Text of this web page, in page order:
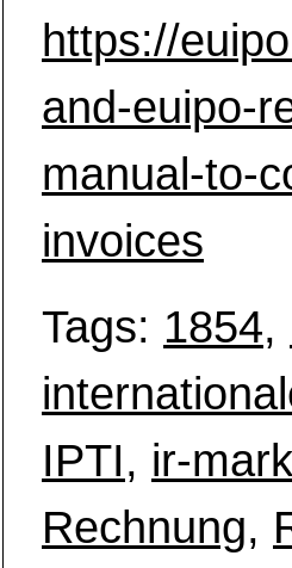
https://
and-euipo-
manual-to-
invoices
Tags: 1854,
IPTI, ir-
Rechnung,